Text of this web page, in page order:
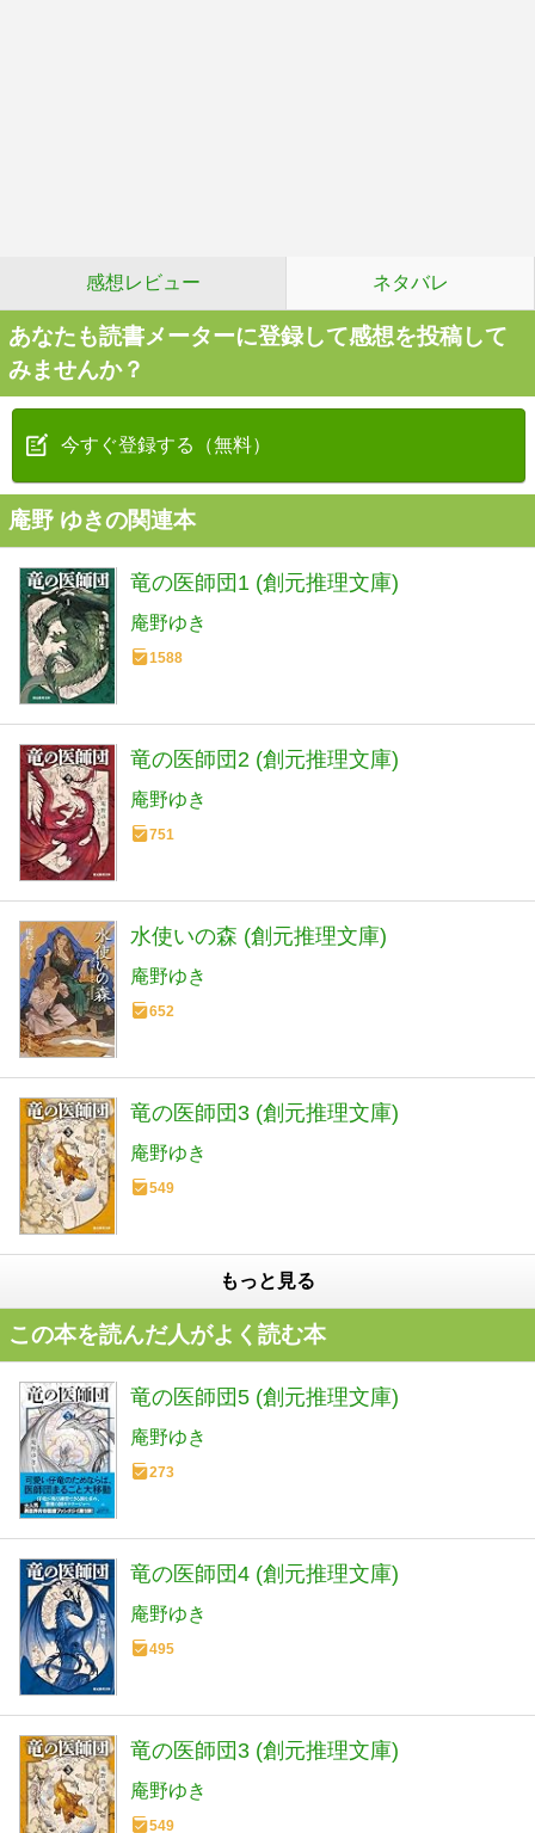
感想レビュー ネタバレ
あなたも読書メーターに登録して感想を投稿して
みませんか？
今すぐ登録する（無料）
庵野 ゆきの関連本
竜の医師団1 (創元推理文庫)
庵野ゆき
1588
竜の医師団2 (創元推理文庫)
庵野ゆき
751
水使いの森 (創元推理文庫)
庵野ゆき
652
竜の医師団3 (創元推理文庫)
庵野ゆき
549
もっと見る
この本を読んだ人がよく読む本
竜の医師団5 (創元推理文庫)
庵野ゆき
273
竜の医師団4 (創元推理文庫)
庵野ゆき
495
竜の医師団3 (創元推理文庫)
庵野ゆき
549